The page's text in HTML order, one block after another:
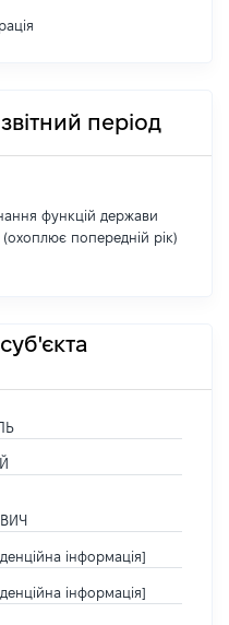
період
функцій держави
попередній рік)
інформація]
інформація]